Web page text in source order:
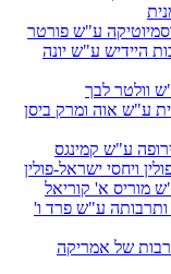
ע"ש פורטר
היידיש ע"ש יונה
וולטר לבך
ע"ש אוה ומרק ביסן
ע"ש קמינגס
ויחסי ישראל-פולין
מוריס א' קוריאל
ותרבותה ע"ש פרד ו'
של אמריקה